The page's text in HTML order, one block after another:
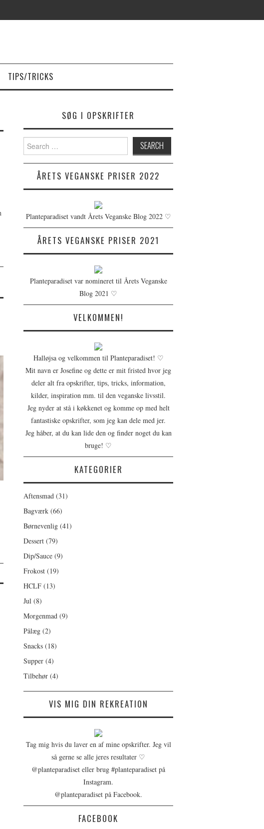
TIPS/TRICKS
SØG I OPSKRIFTER
Search
for:
ÅRETS VEGANSKE PRISER 2022
Planteparadiset vandt Årets Veganske Blog 2022 ♡
ÅRETS VEGANSKE PRISER 2021
Planteparadiset var nomineret til Årets Veganske
Blog 2021 ♡
VELKOMMEN!
Halløjsa og velkommen til Planteparadiset! ♡
Mit navn er Josefine og dette er mit fristed hvor jeg
deler alt fra opskrifter, tips, tricks, information,
kilder, inspiration mm. til den veganske livsstil.
Jeg nyder at stå i køkkenet og komme op med helt
fantastiske opskrifter, som jeg kan dele med jer.
Jeg håber, at du kan lide den og finder noget du kan
bruge! ♡
KATEGORIER
Aftensmad (31)
Bagværk (66)
Børnevenlig (41)
Dessert (79)
Dip/Sauce (9)
Frokost (19)
HCLF (13)
Jul (8)
Morgenmad (9)
Pålæg (2)
Snacks (18)
Supper (4)
Tilbehør (4)
VIS MIG DIN REKREATION
Tag mig hvis du laver en af mine opskrifter. Jeg vil
så gerne se alle jeres resultater ♡
@planteparadiset eller brug #planteparadiset på
Instagram.
@planteparadiset på Facebook.
FACEBOOK